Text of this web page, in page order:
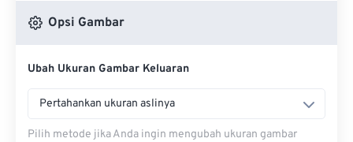
Opsi Gambar
Ubah Ukuran Gambar Keluaran
Pertahankan ukuran aslinya
Pilih metode jika Anda ingin mengubah ukuran gambar